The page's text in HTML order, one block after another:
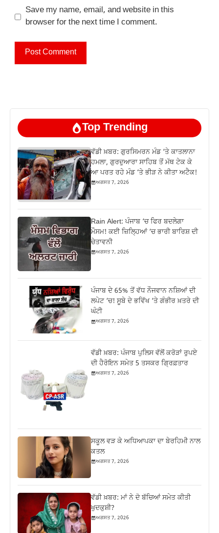
Save my name, email, and website in this
browser for the next time I comment.
Top Trending
ਵੱਡੀ ਖ਼ਬਰ: ਗੁਰਸਿਮਰਨ ਮੰਡ ‘ਤੇ ਕਾਤਲਾਨਾ
ਹਮਲਾ, ਗੁਰਦੁਆਰਾ ਸਾਹਿਬ ਤੋਂ ਮੱਥ ਟੇਕ ਕੇ
ਆ ਪਰਤ ਰਹੇ ਮੰਡ ‘ਤੇ ਭੀੜ ਨੇ ਕੀਤਾ ਅਟੈਕ!
ਅਗਸਤ 7, 2026
Rain Alert: ਪੰਜਾਬ ‘ਚ ਫਿਰ ਬਦਲੇਗਾ
ਮੌਸਮ! ਕਈ ਜ਼ਿਲ੍ਹਿਆਂ ‘ਚ ਭਾਰੀ ਬਾਰਿਸ਼ ਦੀ
ਚੇਤਾਵਨੀ
ਅਗਸਤ 7, 2026
ਪੰਜਾਬ ਦੇ 65% ਤੋਂ ਵੱਧ ਨੌਜਵਾਨ ਨਸ਼ਿਆਂ ਦੀ
ਲਪੇਟ ‘ਚ! ਸੂਬੇ ਦੇ ਭਵਿੱਖ ‘ਤੇ ਗੰਭੀਰ ਖ਼ਤਰੇ ਦੀ
ਘੰਟੀ
ਅਗਸਤ 7, 2026
ਵੱਡੀ ਖ਼ਬਰ: ਪੰਜਾਬ ਪੁਲਿਸ ਵੱਲੋਂ ਕਰੋੜਾਂ ਰੁਪਏ
ਦੀ ਹੈਰੋਇਨ ਸਮੇਤ 5 ਤਸਕਰ ਗ੍ਰਿਫ਼ਤਾਰ
ਅਗਸਤ 7, 2026
ਸਕੂਲ ਵੜ ਕੇ ਅਧਿਆਪਕਾ ਦਾ ਬੇਰਹਿਮੀ ਨਾਲ
ਕਤਲ
ਅਗਸਤ 7, 2026
ਵੱਡੀ ਖ਼ਬਰ: ਮਾਂ ਨੇ ਦੋ ਬੱਚਿਆਂ ਸਮੇਤ ਕੀਤੀ
ਖੁਦਕੁਸ਼ੀ?
ਅਗਸਤ 7, 2026